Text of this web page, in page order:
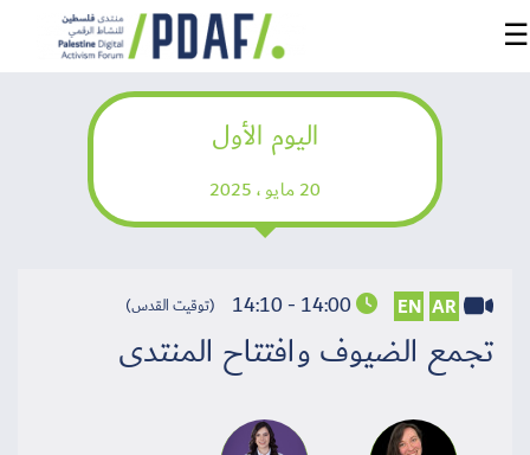
من
نحن
☰
اليوم الأول
20 مايو ، 2025
AR
EN
14:00 - 14:10 (توقيت القدس)
تجمع الضيوف وافتتاح المنتدى